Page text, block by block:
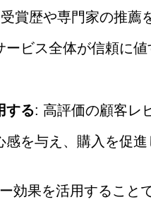
賞歴や専門家の推薦
ービス全体が信頼に
する: 高評価の顧客レ
を与え、購入を促進
効果を活用すること